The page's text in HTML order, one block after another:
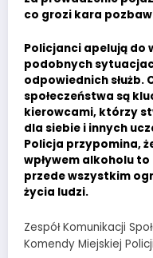
co grozi kara
Policjanci apelują do
podobnych
odpowiednich służb.
społeczeństwa są
kierowcami, którzy
dla siebie i innych
Policja przypomina,
wpływem alkoholu
przede wszystkim
życia ludzi.
Zespół Komunikacji
Komendy Miejskiej